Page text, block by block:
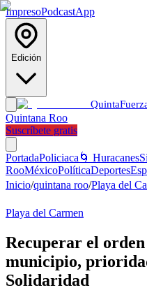
ImpresoPodcastApp
Edición
Quinta
Quintana Roo
Suscríbete gratis
PortadaPoliciaca 🌀 Huracanes
RooMéxicoPolíticaDeportes
Inicio/quintana roo/Playa del
Playa del Carmen
Recuperar el
municipio,
Solidaridad